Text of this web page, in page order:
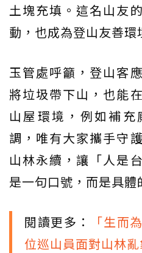
土塊充填。這名山友
動，也成為登山友善環
玉管處呼籲，登山客
將垃圾帶下山，也能
山屋環境，例如補
調，唯有大家攜手守
山林永續，讓「人是
是一句口號，而是具體
閱讀更多：
「生而
位巡山員面對山林